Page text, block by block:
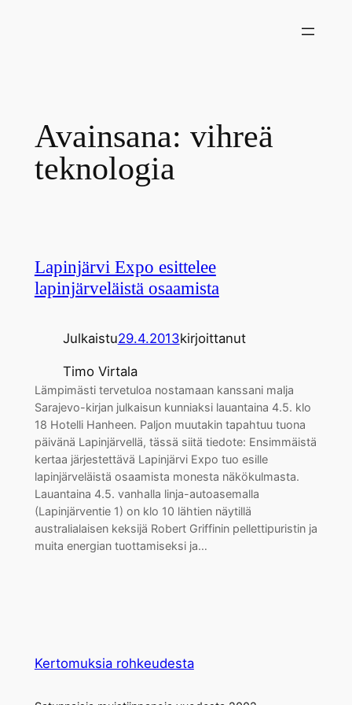
Avainsana: vihreä
teknologia
Lapinjärvi Expo esittelee
lapinjärveläistä osaamista
Julkaistu29.4.2013kirjoittanut
Timo Virtala
Lämpimästi tervetuloa nostamaan kanssani malja
Sarajevo-kirjan julkaisun kunniaksi lauantaina 4.5. klo
18 Hotelli Hanheen. Paljon muutakin tapahtuu tuona
päivänä Lapinjärvellä, tässä siitä tiedote: Ensimmäistä
kertaa järjestettävä Lapinjärvi Expo tuo esille
lapinjärveläistä osaamista monesta näkökulmasta.
Lauantaina 4.5. vanhalla linja-autoasemalla
(Lapinjärventie 1) on klo 10 lähtien näytillä
australialaisen keksijä Robert Griffinin pellettipuristin ja
muita energian tuottamiseksi ja…
Kertomuksia rohkeudesta